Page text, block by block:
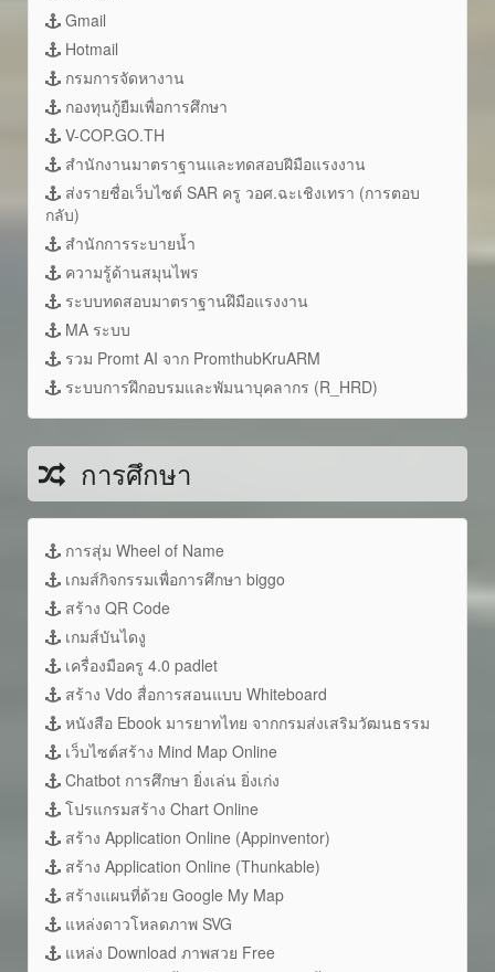
Gmail
Hotmail
กรมการจัดหางาน
กองทุนกู้ยืมเพื่อการศึกษา
V-COP.GO.TH
สำนักงานมาตราฐานและทดสอบฝีมือแรงงาน
ส่งรายชื่อเว็บไซต์ SAR ครู วอศ.ฉะเชิงเทรา (การตอบ
กลับ)
สำนักการระบายน้ำ
ความรู้ด้านสมุนไพร
ระบบทดสอบมาตราฐานฝึมือแรงงาน
MA ระบบ
รวม Promt AI จาก PromthubKruARM
ระบบการฝึกอบรมและพัมนาบุคลากร (R_HRD)
การศึกษา
การสุ่ม Wheel of Name
เกมส์กิจกรรมเพื่อการศึกษา biggo
สร้าง QR Code
เกมส์บันไดงู
เครื่องมือครู 4.0 padlet
สร้าง Vdo สื่อการสอนแบบ Whiteboard
หนังสือ Ebook มารยาทไทย จากกรมส่งเสริมวัฒนธรรม
เว็บไซต์สร้าง Mind Map Online
Chatbot การศึกษา ยิ่งเล่น ยิ่งเก่ง
โปรแกรมสร้าง Chart Online
สร้าง Application Online (Appinventor)
สร้าง Application Online (Thunkable)
สร้างแผนที่ด้วย Google My Map
แหล่งดาวโหลดภาพ SVG
แหล่ง Download ภาพสวย Free